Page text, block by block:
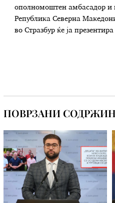
ополномоштен амбасадор и
Република Северна
во Стразбур ќе ја
ПОВРЗАНИ